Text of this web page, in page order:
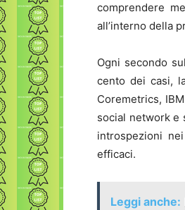
comprendere
all’interno della
Ogni secondo
cento dei casi,
Coremetrics,
social network e
introspezioni
efficaci.
Leggi anche: